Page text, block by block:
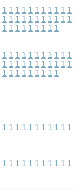
1 1 1 1 1 1 1 1 1 1 1
1 1 1 1 1 1 1 1 1 1 1
1 1 1 1 1 1 1 1 1
1 1 1 1 1 1 1 1 1 1 1
1 1 1 1 1 1 1 1 1 1 1
1 1 1 1 1 1 1 1 1
1 1 1 1 1 1 1 1 1 1 1
1 1 1 1 1 1 1 1 1 1 1